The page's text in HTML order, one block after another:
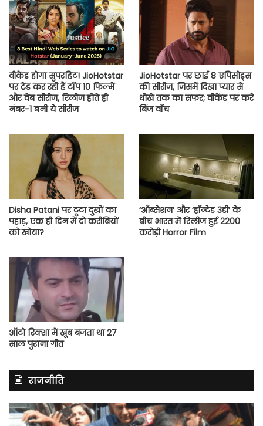
वीकेंड होगा सुपरहिट! JioHotstar
पर ट्रेंड कर रही हैं टॉप 10 फिल्में
और वेब सीरीज, रिलीज होते ही
नंबर-1 बनी ये सीरीज
JioHotstar पर छाई 8 एपिसोड्स
की सीरीज, जिसमें दिखा प्यार से
धोखे तक का सफर; वीकेंड पर करें
बिंज वॉच
Disha Patani पर टूटा दुखों का
पहाड़, एक ही दिन में दो करीबियों
को खोया?
‘ऑब्सेशन’ और ‘हॉन्टेड 3डी’ के
बीच भारत में रिलीज हुई 2200
करोड़ी Horror Film
ऑटो रिक्शा में खूब बजता था 27
साल पुराना गीत
राजनीति